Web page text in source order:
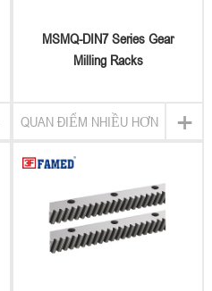
MSMQ-DIN7 Series Gear
Milling Racks
+
QUAN ĐIỂM NHIỀU HƠN